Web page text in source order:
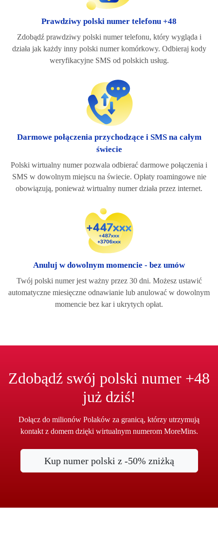
Prawdziwy polski numer telefonu +48
Zdobądź prawdziwy polski numer telefonu, który wygląda i
działa jak każdy inny polski numer komórkowy. Odbieraj kody
weryfikacyjne SMS od polskich usług.
Darmowe połączenia przychodzące i SMS na całym
świecie
Polski wirtualny numer pozwala odbierać darmowe połączenia i
SMS w dowolnym miejscu na świecie. Opłaty roamingowe nie
obowiązują, ponieważ wirtualny numer działa przez internet.
Anuluj w dowolnym momencie - bez umów
Twój polski numer jest ważny przez 30 dni. Możesz ustawić
automatyczne miesięczne odnawianie lub anulować w dowolnym
momencie bez kar i ukrytych opłat.
Zdobądź swój polski numer +48
już dziś!
Dołącz do milionów Polaków za granicą, którzy utrzymują
kontakt z domem dzięki wirtualnym numerom MoreMins.
Kup numer polski z -50% zniżką